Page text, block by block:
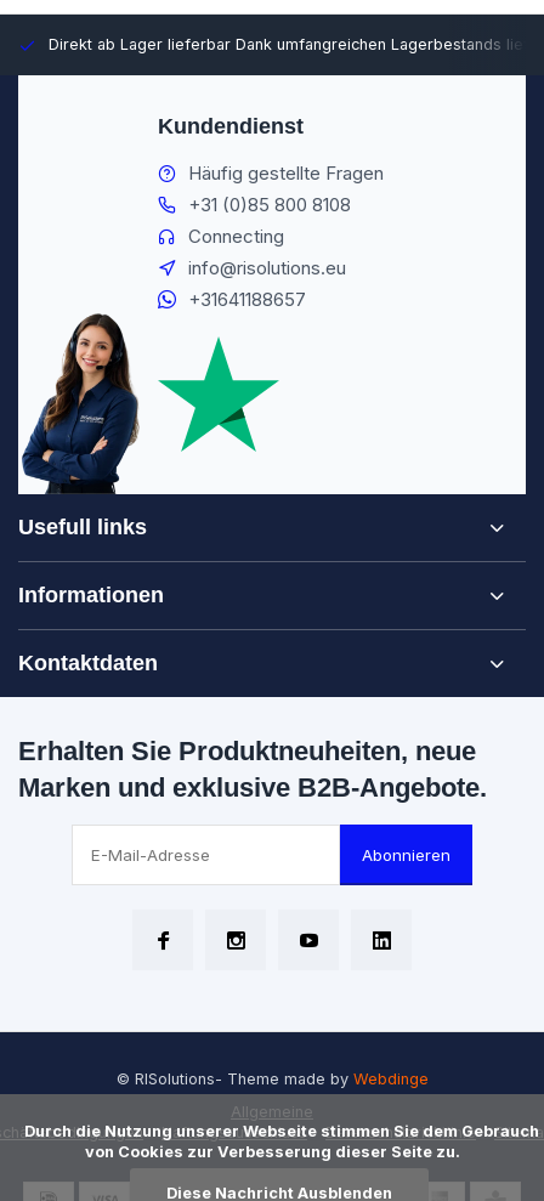
Direkt ab Lager lieferbar Dank umfangreichen Lagerbestands
Kundendienst
Häufig gestellte Fragen
+31 (0)85 800 8108
Connecting
info@risolutions.eu
+31641188657
Usefull links
Informationen
Kontaktdaten
Erhalten Sie Produktneuheiten, neue
Marken und exklusive B2B-Angebote.
Abonnieren
Allgemeine
Haftungsausschluss Datenschutzrichtlinie
© RISolutions- Theme made by Webdinge
      Durch die Nutzung unserer Webseite stimmen Sie dem Gebrauch
von Cookies zur Verbesserung dieser Seite zu.
Diese Nachricht Ausblenden